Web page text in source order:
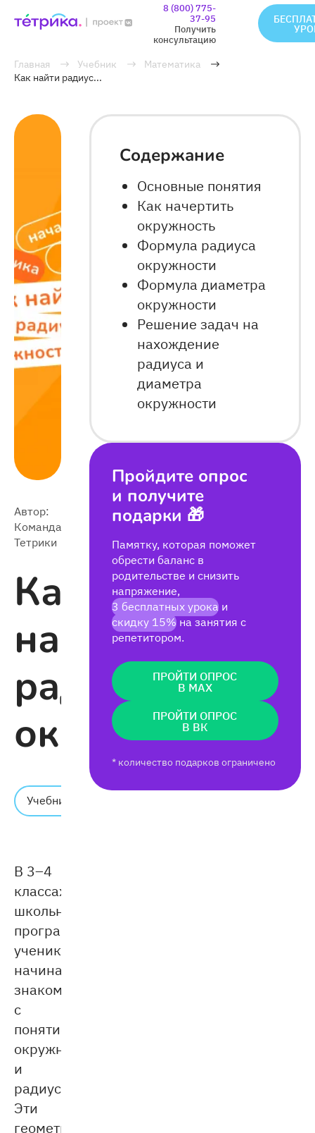
8 (800) 775-
37-95
Получить
консультацию
Главная Учебник
Математика
Как найти радиус...
Автор:
Команда
Тетрики
21 759
Как
найти
радиус
окружности
Учебник
Время
В 3–4
классах
школьной
программы
ученики
начинают
знакомиться
с
понятием
окружности
и
радиуса.
Эти
геометрические
Содержание
Основные понятия
Как начертить
окружность
Формула радиуса
окружности
Формула диаметра
окружности
Решение задач на
нахождение
радиуса и
диаметра
окружности
Пройдите опрос
и получите
подарки 🎁
Памятку, которая поможет
обрести баланс в
родительстве и снизить
напряжение,
3 бесплатных урокаи
скидку 15%на занятия с
репетитором.
ПРОЙТИ ОПРОС
В MAX
ПРОЙТИ ОПРОС
В ВК
* количество подарков ограничено